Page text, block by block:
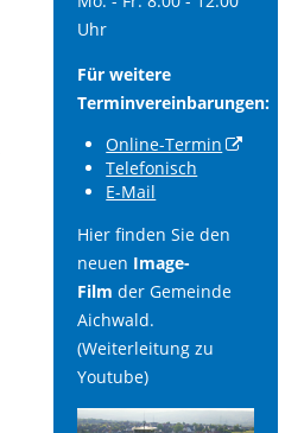
Uhr
Für weitere
Terminvereinbarungen:
Online-Termin
Telefonisch
E-Mail
Hier finden Sie den
neuen Image-
Film der Gemeinde
Aichwald.
(Weiterleitung zu
Youtube)